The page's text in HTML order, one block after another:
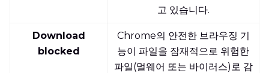
고 있습니다.
Download
blocked
Chrome의 안전한 브라우징 기
능이 파일을 잠재적으로 위험한
파일(멀웨어 또는 바이러스)로 감